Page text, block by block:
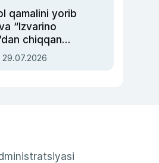
qamalini yorib
“Izvarino
chiqqan
— Ukraina
bosh
29.07.2026